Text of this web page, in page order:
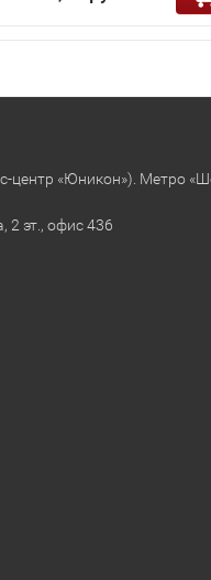
центр «Юникон»). Метро
2 эт., офис 436